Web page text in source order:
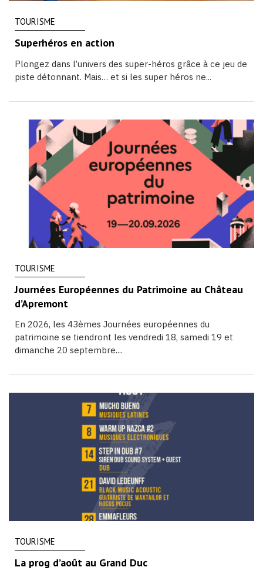
TOURISME
Superhéros en action
Plongez dans l’univers des super-héros grâce à ce jeu de
piste détonnant. Mais… et si les super héros ne...
TOURISME
Journées Européennes du Patrimoine au Château
d’Apremont
En 2026, les 43èmes Journées européennes du
patrimoine se tiendront les vendredi 18, samedi 19 et
dimanche 20 septembre....
TOURISME
La prog d’août au Grand Duc